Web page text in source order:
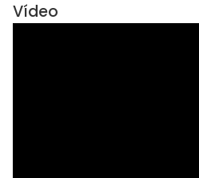
Vídeo